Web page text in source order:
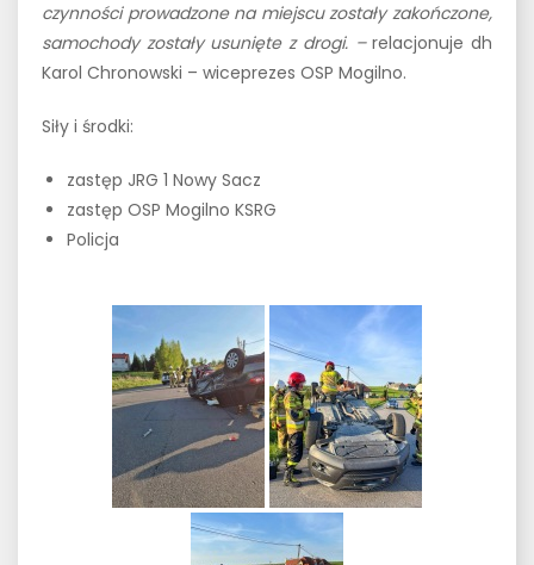
czynności prowadzone na miejscu zostały zakończone,
samochody zostały usunięte z drogi. –relacjonuje dh
Karol Chronowski – wiceprezes OSP Mogilno.
Siły i środki:
zastęp JRG 1 Nowy Sacz
zastęp OSP Mogilno KSRG
Policja